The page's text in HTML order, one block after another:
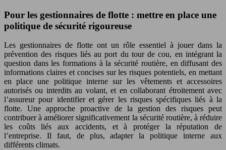
Pour les gestionnaires de flotte : mettre en place une
politique de sécurité rigoureuse
Les gestionnaires de flotte ont un rôle essentiel à jouer dans la
prévention des risques liés au port du tour de cou, en intégrant la
question dans les formations à la sécurité routière, en diffusant des
informations claires et concises sur les risques potentiels, en mettant
en place une politique interne sur les vêtements et accessoires
autorisés ou interdits au volant, et en collaborant étroitement avec
l’assureur pour identifier et gérer les risques spécifiques liés à la
flotte. Une approche proactive de la gestion des risques peut
contribuer à améliorer significativement la sécurité routière, à réduire
les coûts liés aux accidents, et à protéger la réputation de
l’entreprise. Il faut, de plus, adapter la politique interne aux
différents climats.